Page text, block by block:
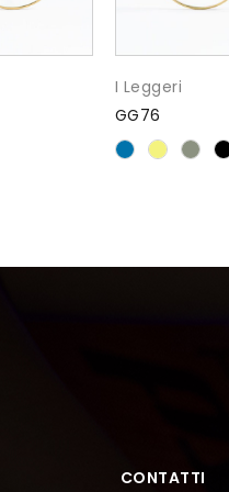
I Leggeri
GG76
CONTATTI